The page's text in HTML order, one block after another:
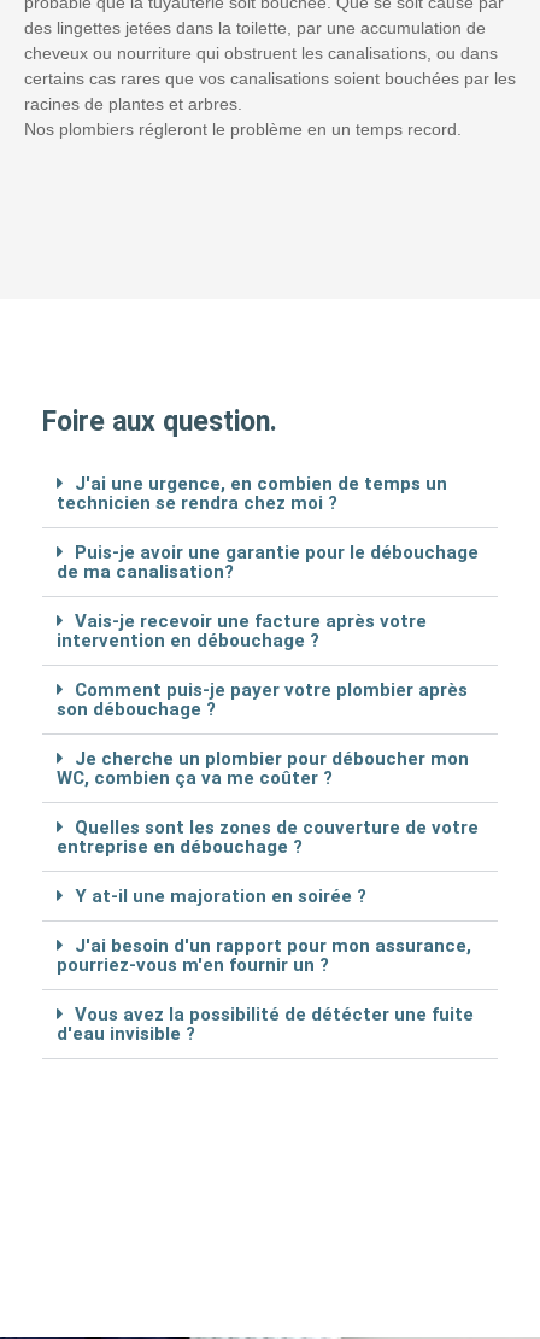
des lingettes jetées dans la toilette, par une accumulation de
cheveux ou nourriture qui obstruent les canalisations, ou dans
certains cas rares que vos canalisations soient bouchées par les
racines de plantes et arbres.
Nos plombiers régleront le problème en un temps record.
Foire aux question.
J'ai une urgence, en combien de temps un
technicien se rendra chez moi ?
Puis-je avoir une garantie pour le débouchage
de ma canalisation?
Vais-je recevoir une facture après votre
intervention en débouchage ?
Comment puis-je payer votre plombier après
son débouchage ?
Je cherche un plombier pour déboucher mon
WC, combien ça va me coûter ?
Quelles sont les zones de couverture de votre
entreprise en débouchage ?
Y at-il une majoration en soirée ?
J'ai besoin d'un rapport pour mon assurance,
pourriez-vous m'en fournir un ?
Vous avez la possibilité de détécter une fuite
d'eau invisible ?